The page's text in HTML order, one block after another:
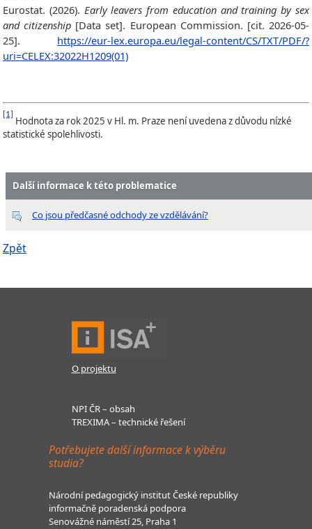
Eurostat. (2026). Early leavers from education and training by sex
and citizenship [Data set]. European Commission. [cit. 2026-05-
25]. https://eur-lex.europa.eu/legal-content/CS/TXT/PDF/?
uri=CELEX:32022H1209(01)
[1]
Hodnota za rok 2025 v Hl. m. Praze není uvedena z důvodu nízké
statistické spolehlivosti.
Další informace k této problematice
Co jsou předčasné odchody ze vzdělávání?
Zpět
O projektu
NPI ČR – obsah
TREXIMA – technické řešení
Potřebujete další informace k výběru
studia?
Národní pedagogický institut České republiky
informačně poradenská podpora
Senovážné náměstí 25, Praha 1